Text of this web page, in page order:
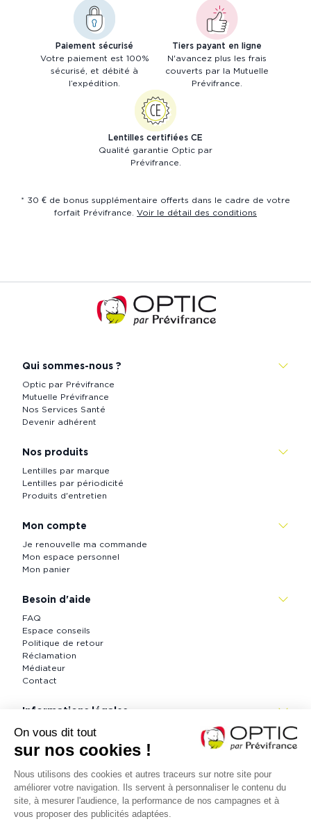
Paiement sécurisé
Votre paiement est 100%
sécurisé, et débité à
l’expédition.
Tiers payant en ligne
N'avancez plus les frais
couverts par la Mutuelle
Prévifrance.
Lentilles certifiées CE
Qualité garantie Optic par
Prévifrance.
* 30 € de bonus supplémentaire offerts dans le cadre de votre
forfait Prévifrance. Voir le détail des conditions
Accueil
de
Qui sommes-nous ?
Optic par Prévifrance
Mutuelle Prévifrance
Nos Services Santé
Devenir adhérent
Nos produits
Lentilles par marque
Lentilles par périodicité
Produits d'entretien
Mon compte
Je renouvelle ma commande
Mon espace personnel
Mon panier
Besoin d'aide
FAQ
Espace conseils
Politique de retour
Réclamation
Médiateur
Contact
Informations légales
CGV
Politique de confidentialité
Contactez nous